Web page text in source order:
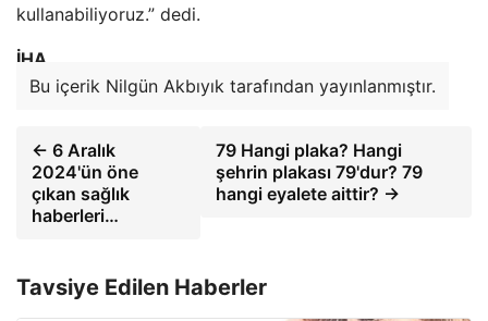
kullanabiliyoruz.” dedi.
İHA
Bu içerik Nilgün Akbıyık tarafından yayınlanmıştır.
← 6 Aralık
2024'ün öne
çıkan sağlık
haberleri…
79 Hangi plaka? Hangi
şehrin plakası 79'dur? 79
hangi eyalete aittir? →
Tavsiye Edilen Haberler